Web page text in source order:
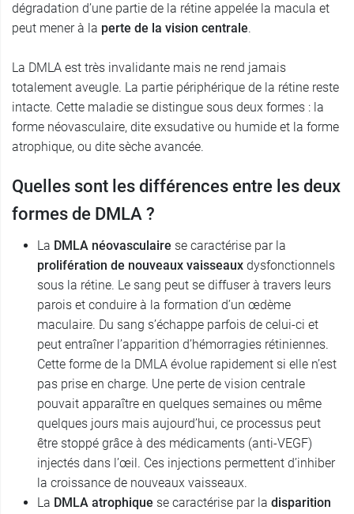
dégradation d’une partie de la rétine appelée la macula et
peut mener à la perte de la vision centrale.
La DMLA est très invalidante mais ne rend jamais
totalement aveugle. La partie périphérique de la rétine reste
intacte. Cette maladie se distingue sous deux formes : la
forme néovasculaire, dite exsudative ou humide et la forme
atrophique, ou dite sèche avancée.
Quelles sont les différences entre les deux
formes de DMLA ?
La DMLA néovasculaire se caractérise par la
prolifération de nouveaux vaisseaux dysfonctionnels
sous la rétine. Le sang peut se diffuser à travers leurs
parois et conduire à la formation d’un œdème
maculaire. Du sang s’échappe parfois de celui-ci et
peut entraîner l’apparition d’hémorragies rétiniennes.
Cette forme de la DMLA évolue rapidement si elle n’est
pas prise en charge. Une perte de vision centrale
pouvait apparaître en quelques semaines ou même
quelques jours mais aujourd’hui, ce processus peut
être stoppé grâce à des médicaments (anti-VEGF)
injectés dans l’œil. Ces injections permettent d’inhiber
la croissance de nouveaux vaisseaux.
La DMLA atrophique se caractérise par la disparition